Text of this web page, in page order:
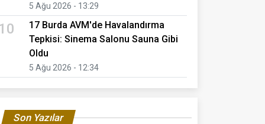
5 Ağu 2026 - 13:29
17 Burda AVM'de Havalandırma
Tepkisi: Sinema Salonu Sauna Gibi
Oldu
5 Ağu 2026 - 12:34
Son Yazılar